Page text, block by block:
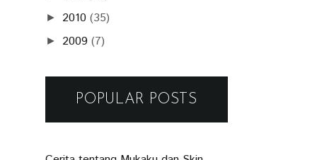
► 2010 (35)
► 2009 (7)
POPULAR POSTS